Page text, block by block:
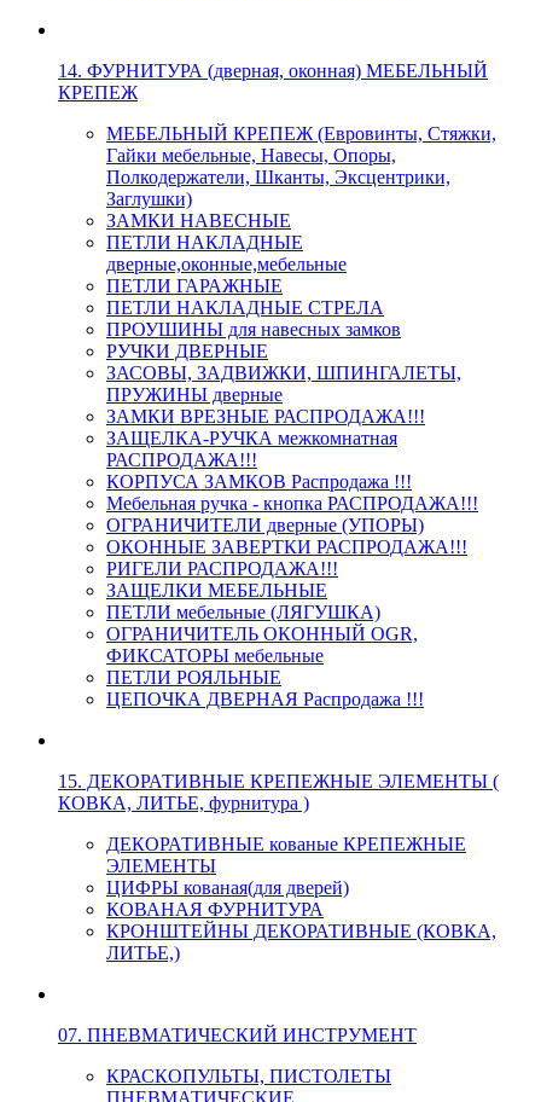
14. ФУРНИТУРА (дверная, оконная) МЕБЕЛЬНЫЙ
КРЕПЕЖ
МЕБЕЛЬНЫЙ КРЕПЕЖ (Евровинты, Стяжки,
Гайки мебельные, Навесы, Опоры,
Полкодержатели, Шканты, Эксцентрики,
Заглушки)
ЗАМКИ НАВЕСНЫЕ
ПЕТЛИ НАКЛАДНЫЕ
дверные,оконные,мебельные
ПЕТЛИ ГАРАЖНЫЕ
ПЕТЛИ НАКЛАДНЫЕ СТРЕЛА
ПРОУШИНЫ для навесных замков
РУЧКИ ДВЕРНЫЕ
ЗАСОВЫ, ЗАДВИЖКИ, ШПИНГАЛЕТЫ,
ПРУЖИНЫ дверные
ЗАМКИ ВРЕЗНЫЕ РАСПРОДАЖА!!!
ЗАЩЕЛКА-РУЧКА межкомнатная
РАСПРОДАЖА!!!
КОРПУСА ЗАМКОВ Распродажа !!!
Мебельная ручка - кнопка РАСПРОДАЖА!!!
ОГРАНИЧИТЕЛИ дверные (УПОРЫ)
ОКОННЫЕ ЗАВЕРТКИ РАСПРОДАЖА!!!
РИГЕЛИ РАСПРОДАЖА!!!
ЗАЩЕЛКИ МЕБЕЛЬНЫЕ
ПЕТЛИ мебельные (ЛЯГУШКА)
ОГРАНИЧИТЕЛЬ ОКОННЫЙ OGR,
ФИКСАТОРЫ мебельные
ПЕТЛИ РОЯЛЬНЫЕ
ЦЕПОЧКА ДВЕРНАЯ Распродажа !!!
15. ДЕКОРАТИВНЫЕ КРЕПЕЖНЫЕ ЭЛЕМЕНТЫ (
КОВКА, ЛИТЬЕ, фурнитура )
ДЕКОРАТИВНЫЕ кованые КРЕПЕЖНЫЕ
ЭЛЕМЕНТЫ
ЦИФРЫ кованая(для дверей)
КОВАНАЯ ФУРНИТУРА
КРОНШТЕЙНЫ ДЕКОРАТИВНЫЕ (КОВКА,
ЛИТЬЕ,)
07. ПНЕВМАТИЧЕСКИЙ ИНСТРУМЕНТ
КРАСКОПУЛЬТЫ, ПИСТОЛЕТЫ
ПНЕВМАТИЧЕСКИЕ